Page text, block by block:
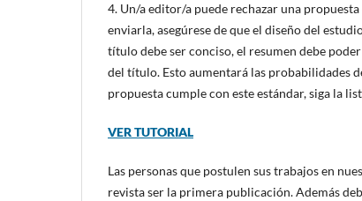
4. Un/a editor/a puede rechazar una
enviarla, asegúrese de que el diseño del
título debe ser conciso, el resumen debe
del título. Esto aumentará las probabilidades
propuesta cumple con este estándar, siga la
VER TUTORIAL
Las personas que postulen sus trabajos en
revista ser la primera publicación. Además